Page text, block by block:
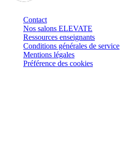
Contact
Nos salons ELEVATE
Ressources enseignants
Conditions générales de service
Mentions légales
Préférence des cookies